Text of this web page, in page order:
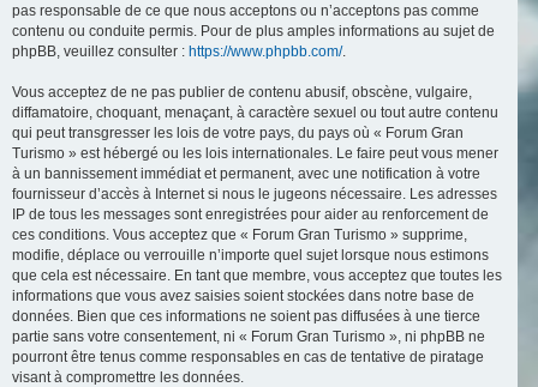
pas responsable de ce que nous acceptons ou n’acceptons pas comme
contenu ou conduite permis. Pour de plus amples informations au sujet de
phpBB, veuillez consulter : https://www.phpbb.com/.
Vous acceptez de ne pas publier de contenu abusif, obscène, vulgaire,
diffamatoire, choquant, menaçant, à caractère sexuel ou tout autre contenu
qui peut transgresser les lois de votre pays, du pays où « Forum Gran
Turismo » est hébergé ou les lois internationales. Le faire peut vous mener
à un bannissement immédiat et permanent, avec une notification à votre
fournisseur d’accès à Internet si nous le jugeons nécessaire. Les adresses
IP de tous les messages sont enregistrées pour aider au renforcement de
ces conditions. Vous acceptez que « Forum Gran Turismo » supprime,
modifie, déplace ou verrouille n’importe quel sujet lorsque nous estimons
que cela est nécessaire. En tant que membre, vous acceptez que toutes les
informations que vous avez saisies soient stockées dans notre base de
données. Bien que ces informations ne soient pas diffusées à une tierce
partie sans votre consentement, ni « Forum Gran Turismo », ni phpBB ne
pourront être tenus comme responsables en cas de tentative de piratage
visant à compromettre les données.